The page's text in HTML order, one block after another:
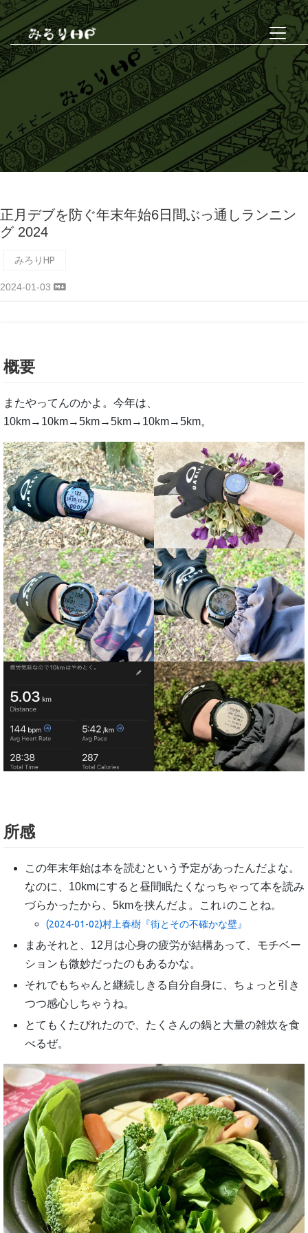
正月デブを防ぐ年末年始6日間ぶっ通しランニン
グ 2024
みろりHP
2024-01-03
概要
またやってんのかよ。今年は、
10km→10km→5km→5km→10km→5km。
所感
この年末年始は本を読むという予定があったんだよな。
なのに、10kmにすると昼間眠たくなっちゃって本を読み
づらかったから、5kmを挟んだよ。これ↓のことね。
(2024-01-02)村上春樹『街とその不確かな壁』
まあそれと、12月は心身の疲労が結構あって、モチベー
ションも微妙だったのもあるかな。
それでもちゃんと継続しきる自分自身に、ちょっと引き
つつ感心しちゃうね。
とてもくたびれたので、たくさんの鍋と大量の雑炊を食
べるぜ。